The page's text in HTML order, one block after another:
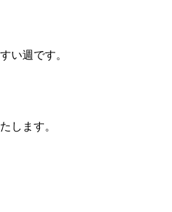
い週です。
します。